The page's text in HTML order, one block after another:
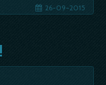
26-09-2015